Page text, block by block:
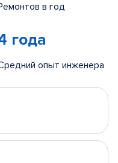
в год
года
опыт инженера